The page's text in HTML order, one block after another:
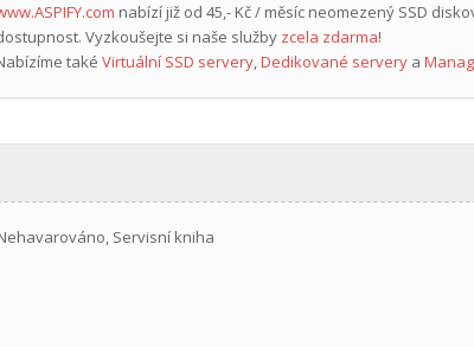
nabízí již od 45,- Kč / měsíc neomezený SSD
Vyzkoušejte si naše služby zcela zdarma!
také Virtuální SSD servery,Dedikované servery a
Servisní kniha